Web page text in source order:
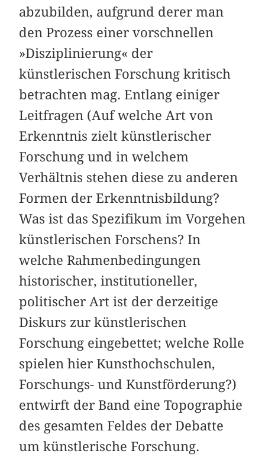
abzubilden, aufgrund derer man
den Prozess einer vorschnellen
»Disziplinierung« der
künstlerischen Forschung kritisch
betrachten mag. Entlang einiger
Leitfragen (Auf welche Art von
Erkenntnis zielt künstlerischer
Forschung und in welchem
Verhältnis stehen diese zu anderen
Formen der Erkenntnisbildung?
Was ist das Spezifikum im Vorgehen
künstlerischen Forschens? In
welche Rahmenbedingungen
historischer, institutioneller,
politischer Art ist der derzeitige
Diskurs zur künstlerischen
Forschung eingebettet; welche Rolle
spielen hier Kunsthochschulen,
Forschungs- und Kunstförderung?)
entwirft der Band eine Topographie
des gesamten Feldes der Debatte
um künstlerische Forschung.